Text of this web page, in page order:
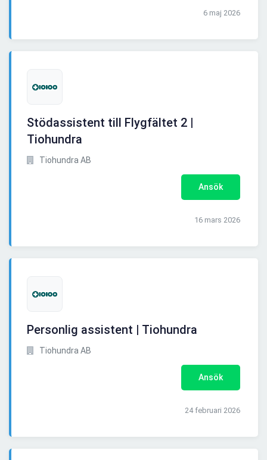
6 maj 2026
Stödassistent till Flygfältet 2 |
Tiohundra
Tiohundra AB
Ansök
16 mars 2026
Personlig assistent | Tiohundra
Tiohundra AB
Ansök
24 februari 2026